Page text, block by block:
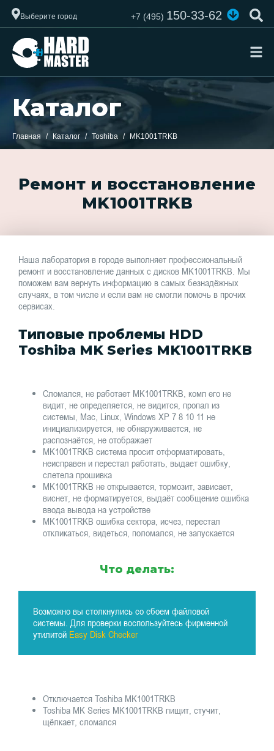
Выберите город +7 (495)150-33-62
Каталог
Главная Каталог Toshiba MK1001TRKB
Ремонт и восстановление
MK1001TRKB
Наша лаборатория в городе выполняет профессиональный
ремонт и восстановление данных с дисков MK1001TRKB. Мы
поможем вам вернуть информацию в самых безнадёжных
случаях, в том числе и если вам не смогли помочь в прочих
сервисах.
Типовые проблемы HDD
Toshiba MK Series MK1001TRKB
Сломался, не работает MK1001TRKB, комп его не
видит, не определяется, не видится, пропал из
системы, Mac, Linux, Windows XP 7 8 10 11 не
инициализируется, не обнаруживается, не
распознаётся, не отображает
MK1001TRKB система просит отформатировать,
неисправен и перестал работать, выдает ошибку,
слетела прошивка
MK1001TRKB не открывается, тормозит, зависает,
виснет, не форматируется, выдаёт сообщение ошибка
ввода вывода на устройстве
MK1001TRKB ошибка сектора, исчез, перестал
откликаться, видеться, поломался, не запускается
Что делать:
Возможно вы столкнулись со сбоем файловой
системы. Для проверки воспользуйтесь фирменной
утилитой Easy Disk Checker
Отключается Toshiba MK1001TRKB
Toshiba MK Series MK1001TRKB пищит, стучит,
щёлкает, сломался